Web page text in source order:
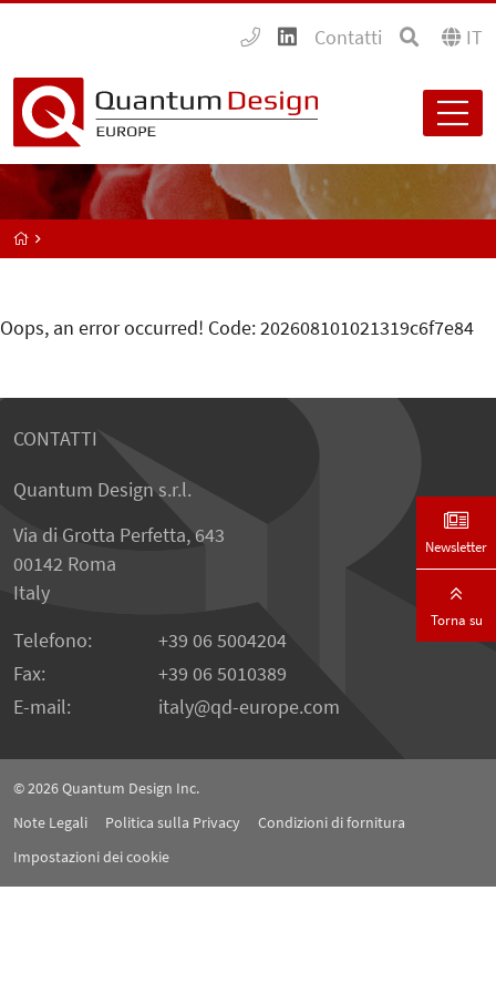
Contatti IT
Oops, an error occurred! Code: 202608101021319c6f7e84
CONTATTI
Quantum Design s.r.l.
Via di Grotta Perfetta, 643
00142 Roma
Italy
Telefono:
+39 06 5004204
Fax:
+39 06 5010389
E-mail:
italy qd-europe.com
© 2026Quantum Design Inc.
Note Legali
Politica sulla Privacy
Condizioni di fornitura
Impostazioni dei cookie
Newsletter
Torna su